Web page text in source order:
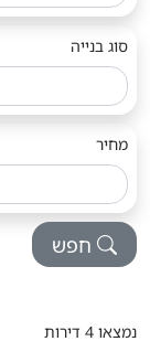
סוג בנייה
מחיר
חפש
נמצאו 4 דירות